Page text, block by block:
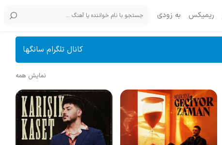
ریمیکس به زودی
کانال تلگرام سانگها
نمایش همه